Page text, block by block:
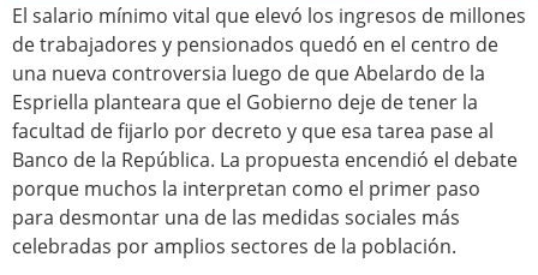
El salario mínimo vital que elevó los ingresos de millones
de trabajadores y pensionados quedó en el centro de
una nueva controversia luego de que Abelardo de la
Espriella planteara que el Gobierno deje de tener la
facultad de fijarlo por decreto y que esa tarea pase al
Banco de la República. La propuesta encendió el debate
porque muchos la interpretan como el primer paso
para desmontar una de las medidas sociales más
celebradas por amplios sectores de la población.